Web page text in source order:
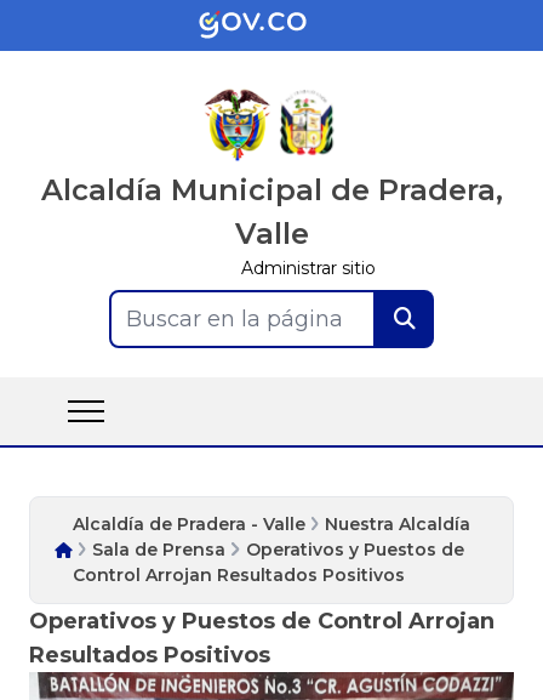
Alcaldía Municipal de Pradera,
Valle
Administrar sitio
Buscar en la página
Alcaldía de Pradera - Valle
Nuestra Alcaldía
Sala de Prensa
Operativos y Puestos de
Control Arrojan Resultados Positivos
Operativos y Puestos de Control Arrojan
Resultados Positivos